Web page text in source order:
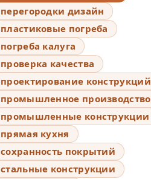
перегородки дизайн
пластиковые погреба
погреба калуга
проверка качества
проектирование конструкций
промышленное производство
промышленные конструкции
прямая кухня
сохранность покрытий
стальные конструкции